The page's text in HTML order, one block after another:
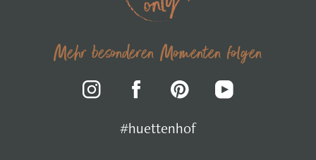
Mehr besonderen Momenten folgen
#huettenhof